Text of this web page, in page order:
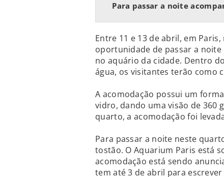
Para passar a noite
Entre 11 e 13 de abril, em
oportunidade de passar a
no aquário da cidade. Dentro
água, os visitantes terão como
A acomodação possui um
vidro, dando uma visão de 360
quarto, a acomodação foi
Para passar a noite neste
tostão. O Aquarium Paris está
acomodação está sendo
tem até 3 de abril para